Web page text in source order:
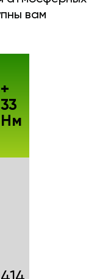
вам
+
33
Нм